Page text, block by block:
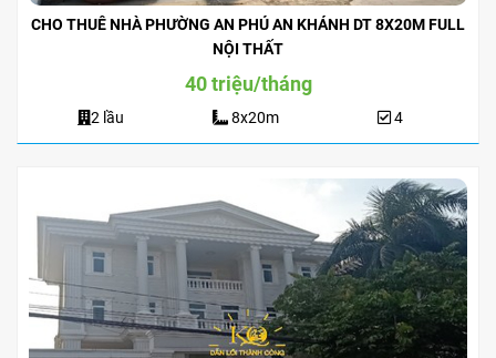
CHO THUÊ NHÀ PHƯỜNG AN PHÚ AN KHÁNH DT 8X20M FULL
NỘI THẤT
40 triệu/tháng
2 lầu 8x20m 4